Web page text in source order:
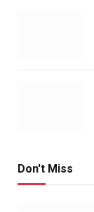
Don't Miss